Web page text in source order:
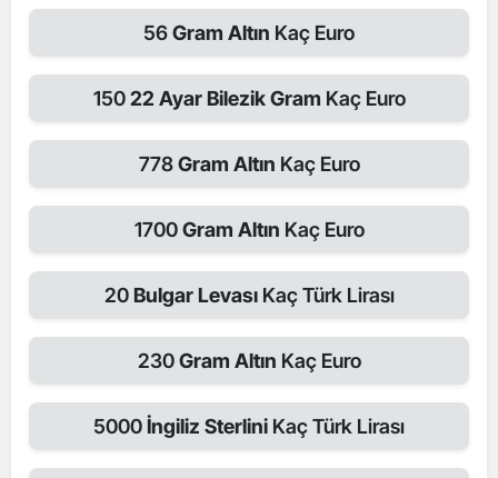
56Gram Altın Kaç Euro
15022 Ayar Bilezik Gram Kaç Euro
778Gram Altın Kaç Euro
1700Gram Altın Kaç Euro
20Bulgar LevasıKaç Türk Lirası
230Gram Altın Kaç Euro
5000İngiliz Sterlini Kaç Türk Lirası